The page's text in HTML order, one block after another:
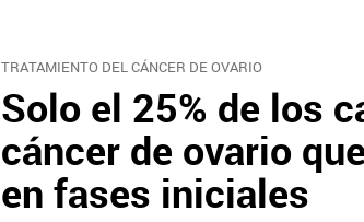
TRATAMIENTO DEL CÁNCER DE OVARIO
Solo el 25% de los
cáncer de ovario
en fases iniciales